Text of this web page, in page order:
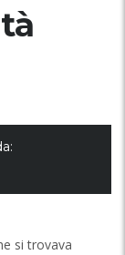
si trovava